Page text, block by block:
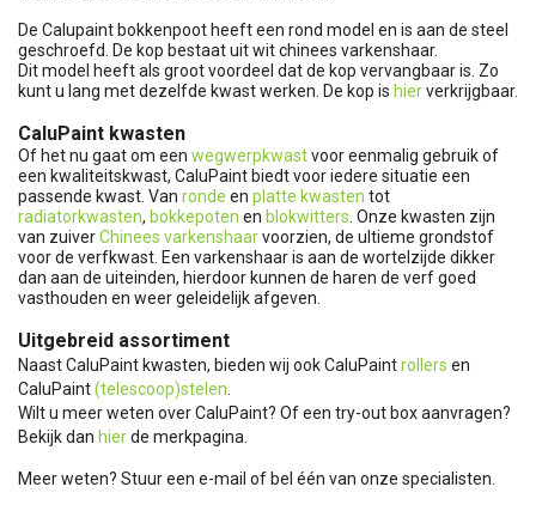
De Calupaint bokkenpoot heeft een rond model en is aan de steel
geschroefd. De kop bestaat uit wit chinees varkenshaar.
Dit model heeft als groot voordeel dat de kop vervangbaar is. Zo
kunt u lang met dezelfde kwast werken. De kop is hierverkrijgbaar.
CaluPaint kwasten
Of het nu gaat om een wegwerpkwastvoor eenmalig gebruik of
een kwaliteitskwast, CaluPaint biedt voor iedere situatie een
passende kwast. Van ronde en platte kwasten tot
radiatorkwasten, bokkepoten en blokwitters . Onze kwasten zijn
van zuiverChinees varkenshaarvoorzien, de ultieme grondstof
voor de verfkwast. Een varkenshaar is aan de wortelzijde dikker
dan aan de uiteinden, hierdoor kunnen de haren de verf goed
vasthouden en weer geleidelijk afgeven.
Uitgebreid assortiment
Naast CaluPaint kwasten, bieden wij ook CaluPaintrollers en
CaluPaint(telescoop)stelen
Wilt u meer weten over CaluPaint? Of een try-out box aanvragen?
Bekijk dan hierde merkpagina.
Meer weten? Stuur een e-mail of bel één van onze specialisten.